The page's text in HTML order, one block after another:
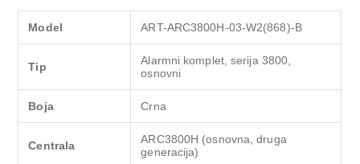
Model ART-ARC3800H-03-W2(868)-B
Tip
Alarmni komplet, serija 3800,
osnovni
Boja Crna
Centrala
ARC3800H (osnovna, druga
generacija)